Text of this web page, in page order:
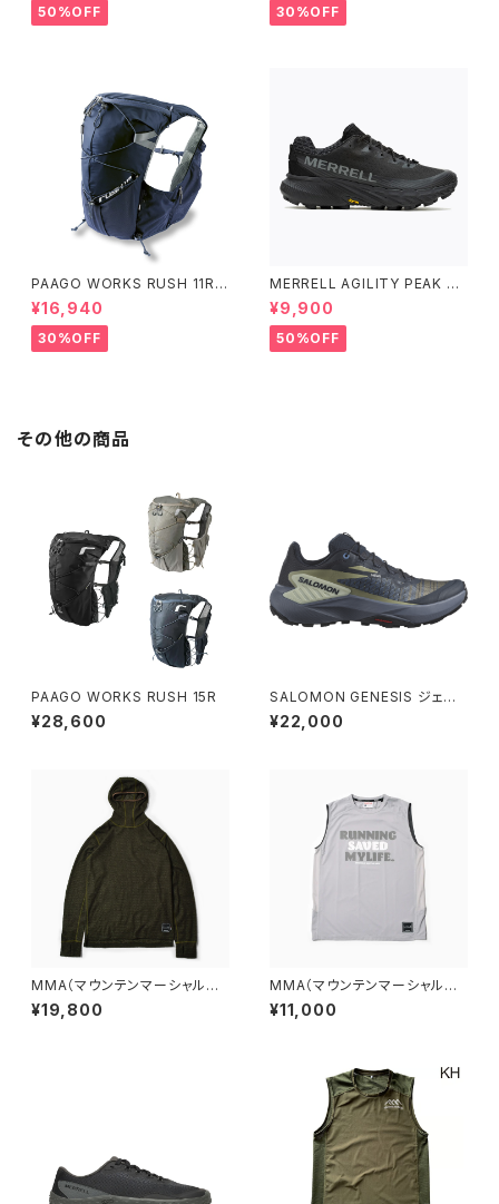
50%OFF 30%OFF
PAAGO WORKS RUSH 11R A
LPINE BLUE
¥16,940
30%OFF
MERRELL AGILITY PEAK 5
アジリティー ピーク 5［ウィメン
ズ］ BLACK/BLACK ブラック/
ブラック
¥9,900
50%OFF
その他の商品
PAAGO WORKS RUSH 15R
¥28,600
SALOMON GENESIS ジェネ
シス ［ウィメンズ］
¥22,000
MMA（マウンテンマーシャルア
ーツ）POLARTEC® Alpha Dir
ect Balaclava Hoodie (Kha
¥19,800
MMA（マウンテンマーシャルア
ーツ）RSM Sleeve-less (Gra
y) ユニセックス
¥11,000